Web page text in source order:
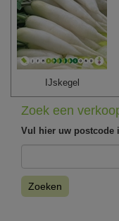
IJskegel
Zoek een
Vul hier uw postcode
Zoeken